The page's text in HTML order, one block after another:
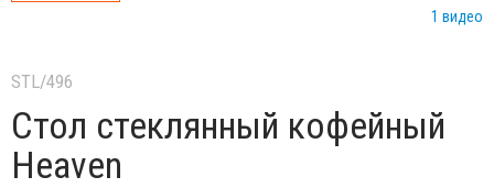
1 видео
STL/496
Стол стеклянный кофейный
Heaven